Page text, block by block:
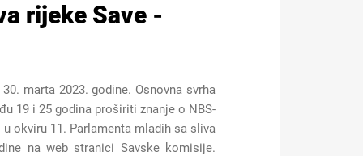
rijeke Save -
marta 2023. godine. Osnovna svrha
19 i 25 godina proširiti znanje o NBS-
okviru 11. Parlamenta mladih sa sliva
na web stranici Savske komisije.